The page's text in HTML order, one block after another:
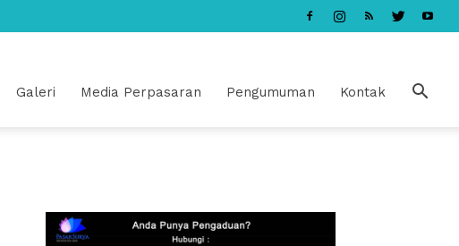
Galeri Media Perpasaran Pengumuman Kontak